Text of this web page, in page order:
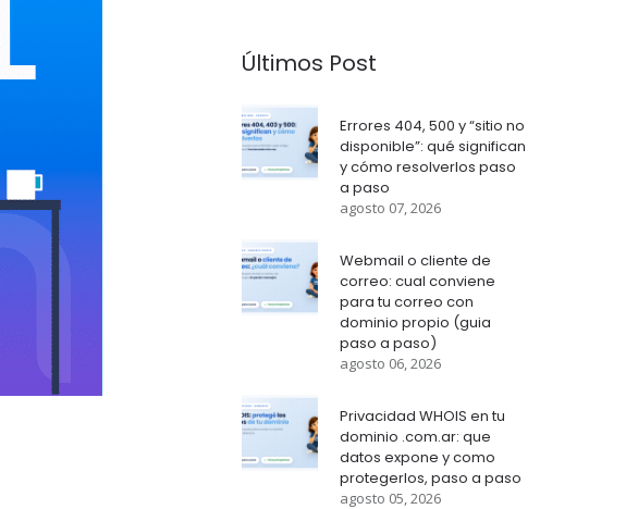
Últimos Post
Errores 404, 500 y “sitio no
disponible”: qué significan
y cómo resolverlos paso
a paso
agosto 07, 2026
Webmail o cliente de
correo: cual conviene
para tu correo con
dominio propio (guia
paso a paso)
agosto 06, 2026
Privacidad WHOIS en tu
dominio .com.ar: que
datos expone y como
protegerlos, paso a paso
agosto 05, 2026